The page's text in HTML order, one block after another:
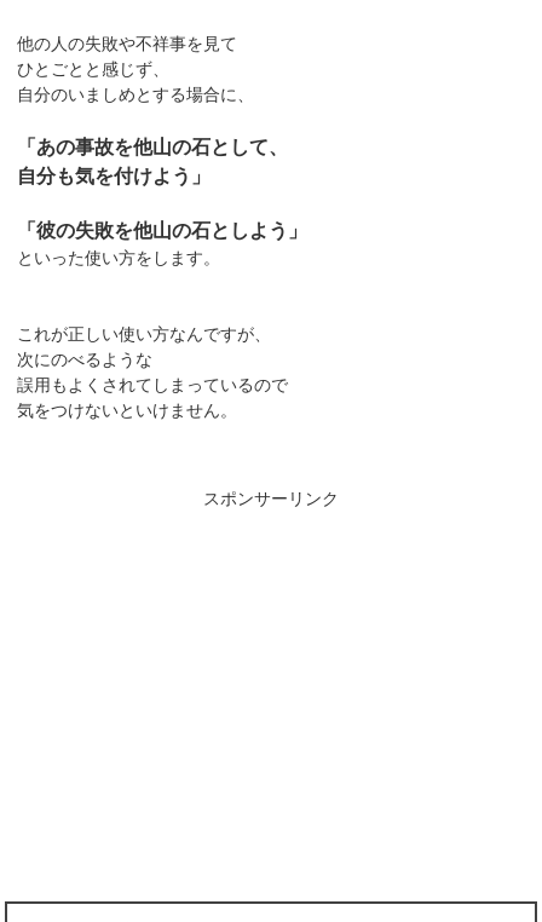
他の人の失敗や不祥事を見て
ひとごとと感じず、
自分のいましめとする場合に、
「あの事故を他山の石として、
自分も気を付けよう」
「彼の失敗を他山の石としよう」
といった使い方をします。
これが正しい使い方なんですが、
次にのべるような
誤用もよくされてしまっているので
気をつけないといけません。
スポンサーリンク